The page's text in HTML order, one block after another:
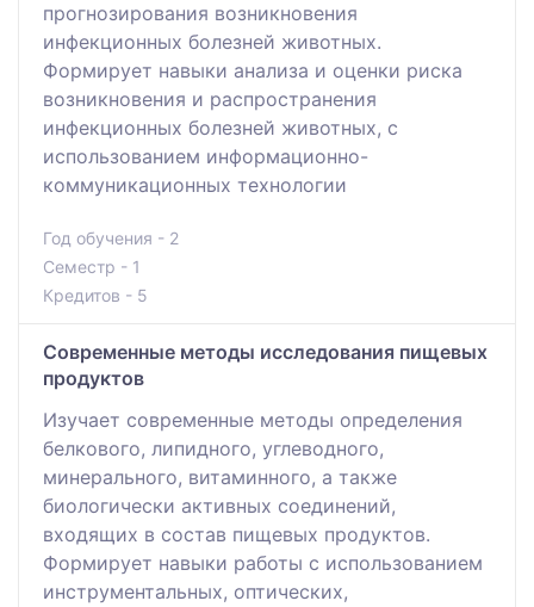
прогнозирования возникновения
инфекционных болезней животных.
Формирует навыки анализа и оценки риска
возникновения и распространения
инфекционных болезней животных, с
использованием информационно-
коммуникационных технологии
Год обучения - 2
Семестр - 1
Кредитов - 5
Современные методы исследования пищевых
продуктов
Изучает современные методы определения
белкового, липидного, углеводного,
минерального, витаминного, а также
биологически активных соединений,
входящих в состав пищевых продуктов.
Формирует навыки работы с использованием
инструментальных, оптических,